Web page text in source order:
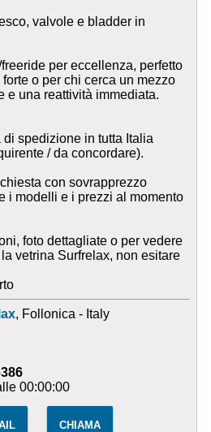
valvole e bladder in
freeride per eccellenza, perfetto
o per chi cerca un mezzo
e una reattività immediata.
spedizione in tutta Italia
/ da concordare).
con sovrapprezzo
i modelli e i prezzi al momento
foto dettagliate o per vedere
vetrina Surfrelax, non esitare
, Follonica - Italy
00:00:00
CHIAMA